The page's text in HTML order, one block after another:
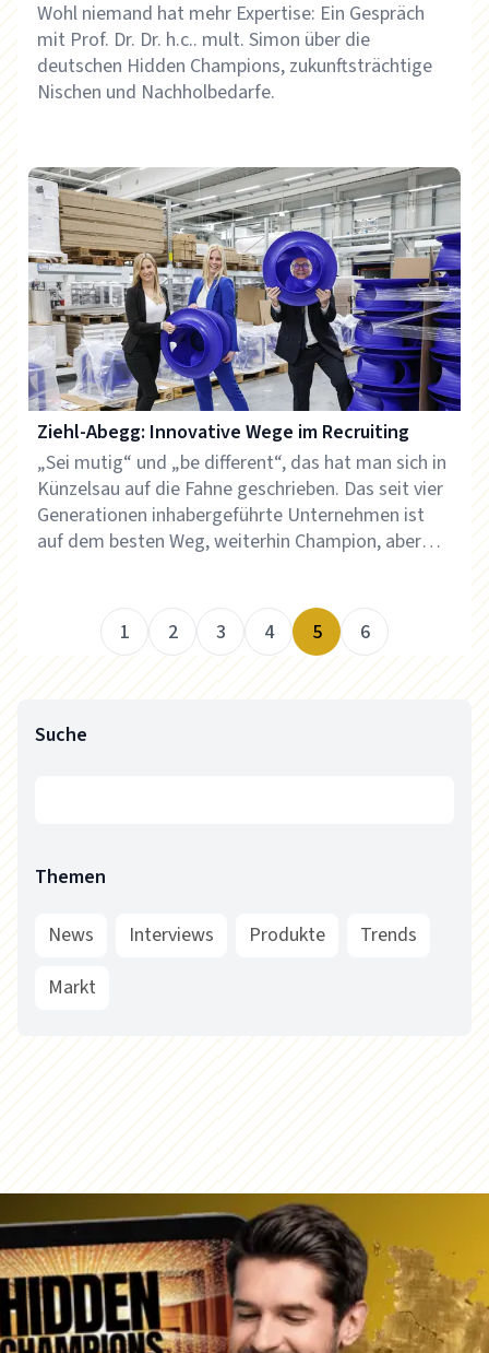
Wohl niemand hat mehr Expertise: Ein Gespräch
mit Prof. Dr. Dr. h.c.. mult. Simon über die
deutschen Hidden Champions, zukunftsträchtige
Nischen und Nachholbedarfe.
Ziehl-Abegg: Innovative Wege im Recruiting
„Sei mutig“ und „be different“, das hat man sich in
Künzelsau auf die Fahne geschrieben. Das seit vier
Generationen inhabergeführte Unternehmen ist
auf dem besten Weg, weiterhin Champion, aber
sympathisches öffentliches Image aufzubauen, das
offenbar gleichermaßen Fachkräfte wie Kunden
1 2 3 4 5 6
Suche
Themen
News Interviews Produkte
Trends
Markt